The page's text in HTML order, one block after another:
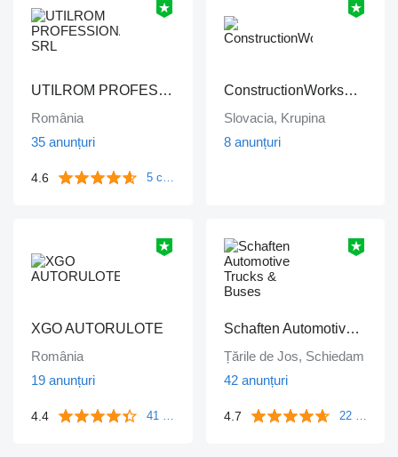
UTILROM PROFESSIONAL SRL
România
35 anunțuri
4.6 5 comentarii
ConstructionWorksPlanet
Slovacia, Krupina
8 anunțuri
XGO AUTORULOTE
România
19 anunțuri
4.4 41 comentarii
Schaften Automotive Trucks & Buses
Țările de Jos, Schiedam
42 anunțuri
4.7 22 comentarii